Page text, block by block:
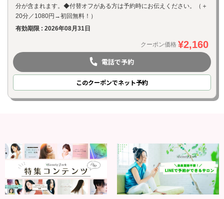
分が含まれます。◆付替オフがある方は予約時にお伝えください。（＋
20分／1080円→初回無料！）
有効期限 : 2026年08月31日
クーポン価格 ¥2,160
電話で予約
このクーポンでネット予約